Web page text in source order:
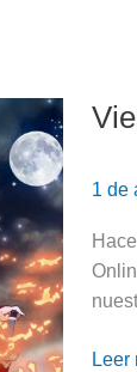
1 de
7
Art
Leer